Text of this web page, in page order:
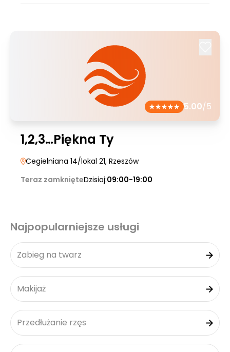
5.00/5
1,2,3…Piękna Ty
Cegielniana 14/lokal 21, Rzeszów
Teraz zamknięteDzisiaj:09:00-19:00
Najpopularniejsze usługi
Zabieg na twarz
Makijaż
Przedłużanie rzęs